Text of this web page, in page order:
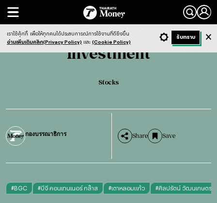
Search
Investment Stocks
Investment
Stocks
กองบรรณาธิการ Share Save
#BGC #บีจี คอนเทนเนอร์ กล๊าส #เตาหลอมแก้ว #ศิลปรัตน์ วัฒนเกษตร
- ก + ก Dark ฟังข่าว
เราใช้คุ้กกี้ เพื่อให้ทุกคนได้ประสบการณ์การใช้งานที่ดียิ่งขึ้น
อ่านเพิ่มเติมคลิก(Privacy Policy) และ (Cookie Policy)
รับทราบ